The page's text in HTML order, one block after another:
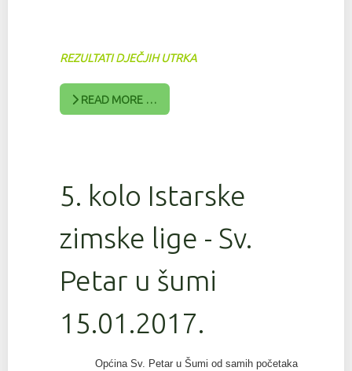
REZULTATI DJEČJIH UTRKA
READ MORE …
5. kolo Istarske
zimske lige - Sv.
Petar u šumi
15.01.2017.
Općina Sv. Petar u Šumi od samih početaka